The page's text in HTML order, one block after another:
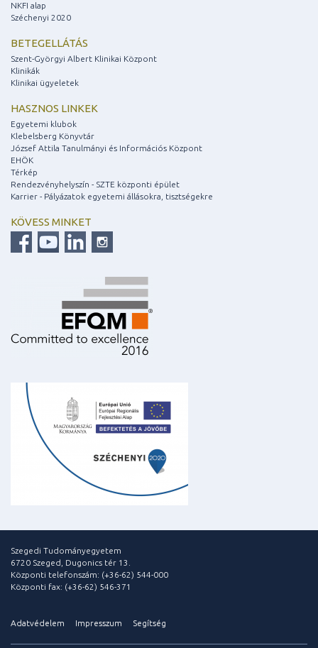
NKFI alap
Széchenyi 2020
BETEGELLÁTÁS
Szent-Györgyi Albert Klinikai Központ
Klinikák
Klinikai ügyeletek
HASZNOS LINKEK
Egyetemi klubok
Klebelsberg Könyvtár
József Attila Tanulmányi és Információs Központ
EHÖK
Térkép
Rendezvényhelyszín - SZTE központi épület
Karrier - Pályázatok egyetemi állásokra, tisztségekre
KÖVESS MINKET
Szegedi Tudományegyetem
6720 Szeged, Dugonics tér 13.
Központi telefonszám: (+36-62) 544-000
Központi fax: (+36-62) 546-371
Adatvédelem Impresszum Segítség